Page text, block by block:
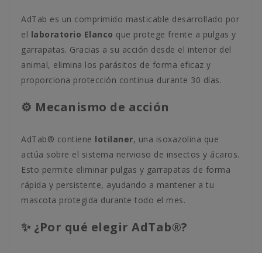
AdTab es un comprimido masticable desarrollado por
el laboratorio Elanco que protege frente a pulgas y
garrapatas. Gracias a su acción desde el interior del
animal, elimina los parásitos de forma eficaz y
proporciona protección continua durante 30 días.
⚙️ Mecanismo de acción
AdTab® contiene lotilaner, una isoxazolina que
actúa sobre el sistema nervioso de insectos y ácaros.
Esto permite eliminar pulgas y garrapatas de forma
rápida y persistente, ayudando a mantener a tu
mascota protegida durante todo el mes.
✨ ¿Por qué elegir AdTab®?